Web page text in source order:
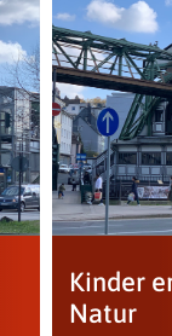
Kinder
Natur